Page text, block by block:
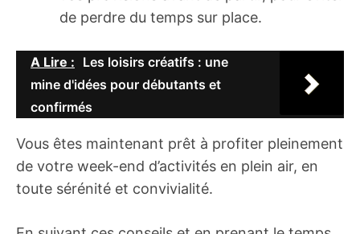
de perdre du temps sur place.
A Lire : Les loisirs créatifs : une
mine d'idées pour débutants et
confirmés
Vous êtes maintenant prêt à profiter pleinement
de votre week-end d’activités en plein air, en
toute sérénité et convivialité.